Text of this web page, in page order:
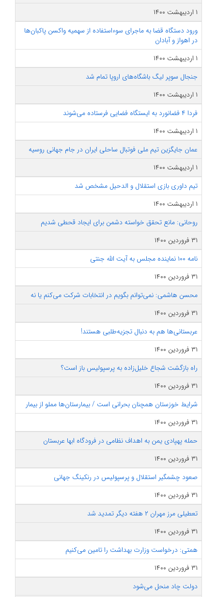
۱ اردیبهشت ۱۴۰۰
ورود دستگاه قضا به ماجرای سوء‌استفاده از سهمیه واکسن پاکبان‌ها
در اهواز و آبادان
۱ اردیبهشت ۱۴۰۰
جنجال سوپر لیگ باشگاه‌های اروپا تمام شد
۱ اردیبهشت ۱۴۰۰
فردا ۴ فضانورد به ایستگاه فضایی فرستاده می‌شوند
۱ اردیبهشت ۱۴۰۰
عمان جایگزین تیم ملی فوتبال ساحلی ایران در جام جهانی روسیه
۱ اردیبهشت ۱۴۰۰
تیم داوری بازی استقلال و الدحیل مشخص شد
۱ اردیبهشت ۱۴۰۰
روحانی: مانع تحقق خواسته دشمن برای ایجاد قحطی شدیم
۳۱ فروردین ۱۴۰۰
نامه ۱۰۰ نماینده مجلس به آیت الله جنتی
۳۱ فروردین ۱۴۰۰
محسن هاشمی: نمی‌توانم بگویم در انتخابات شرکت می‌کنم یا نه
۳۱ فروردین ۱۴۰۰
عربستانی‌ها هم به دنبال تجزیه‌طلبی هستند!
۳۱ فروردین ۱۴۰۰
راه بازگشت شجاع خلیل‌زاده به پرسپولیس باز است؟
۳۱ فروردین ۱۴۰۰
شرایط خوزستان همچنان بحرانی است / بیمارستان‌ها مملو از بیمار
۳۱ فروردین ۱۴۰۰
حمله پهپادی یمن به اهداف نظامی در فرودگاه ابها عربستان
۳۱ فروردین ۱۴۰۰
صعود چشمگیر استقلال و پرسپولیس در رنکینگ جهانی
۳۱ فروردین ۱۴۰۰
تعطیلی مرز مهران ۲ هفته دیگر تمدید شد
۳۱ فروردین ۱۴۰۰
همتی: درخواست‌‌‌ وزارت بهداشت را تامین می‌کنیم
۳۱ فروردین ۱۴۰۰
دولت چاد منحل می‌شود